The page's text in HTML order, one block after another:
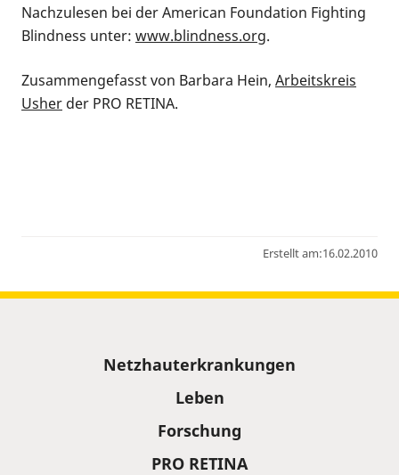
Nachzulesen bei derAmerican Foundation Fighting
Blindness unter: www.blindness.org.
Zusammengefasst von Barbara Hein, Arbeitskreis
Usher der PRO RETINA.
Erstellt am:16.02.2010
Netzhauterkrankungen
Leben
Forschung
PRO RETINA